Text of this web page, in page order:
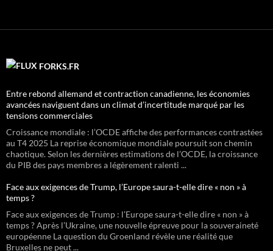
FORKS.FR
Entre rebond allemand et contraction canadienne, les économies
avancées naviguent dans un climat d’incertitude marqué par les
tensions commerciales
Croissance mondiale : l’OCDE affiche des performances contrastées
au T4 2025 La reprise économique mondiale poursuit son chemin
chaotique. Selon les dernières estimations de l’OCDE, la croissance
du PIB des pays membres a légèrement ralenti ...
Face aux exigences de Trump, l’Europe saura-t-elle dire « non » à
temps ?
Face aux exigences de Trump : l’Europe saura-t-elle dire « non » à
temps ? Après l’Ukraine, une nouvelle épreuve pour la souveraineté
européenne La question du Groenland révèle une réalité que
Bruxelles ne peut ...